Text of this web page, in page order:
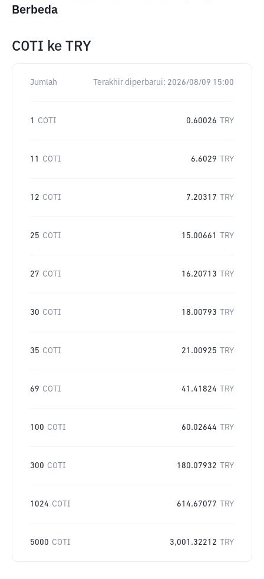
Berbeda
COTI ke TRY
Jumlah Terakhir diperbarui: 2026/08/09 15:00
1 COTI 0.60026 TRY
11 COTI 6.6029 TRY
12 COTI 7.20317 TRY
25 COTI 15.00661 TRY
27 COTI 16.20713 TRY
30 COTI 18.00793 TRY
35 COTI 21.00925 TRY
69 COTI 41.41824 TRY
100 COTI 60.02644 TRY
300 COTI 180.07932 TRY
1024 COTI 614.67077 TRY
5000 COTI 3,001.32212 TRY